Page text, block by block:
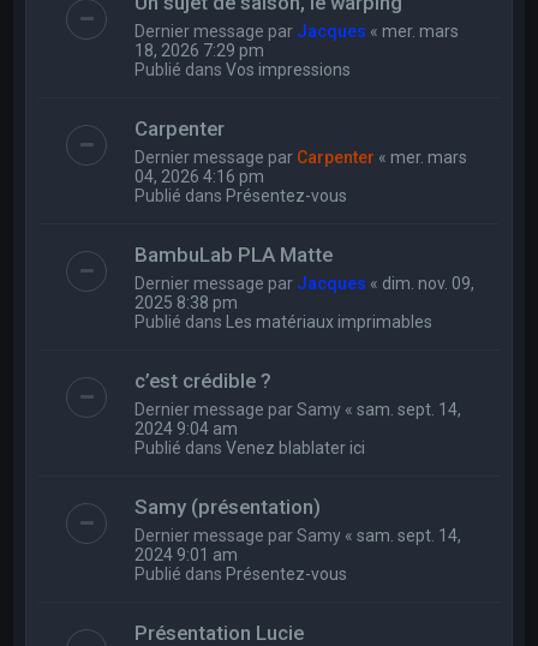
Dernier message par Jacques « mer. mars
18, 2026 7:29 pm
Publié dansVos impressions
Carpenter
Dernier message par Carpenter « mer. mars
04, 2026 4:16 pm
Publié dans Présentez-vous
BambuLab PLA Matte
Dernier message par Jacques « dim. nov. 09,
2025 8:38 pm
Publié dans Les matériaux imprimables
c’est crédible ?
Dernier message parSamy «sam. sept. 14,
2024 9:04 am
Publié dansVenez blablater ici
Samy (présentation)
Dernier message parSamy «sam. sept. 14,
2024 9:01 am
Publié dans Présentez-vous
Présentation Lucie